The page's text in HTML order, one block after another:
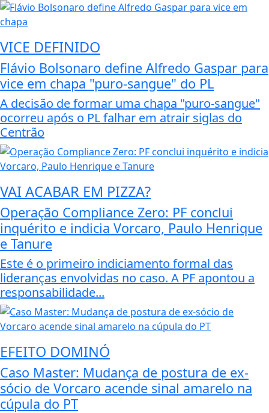
VICE DEFINIDO
Flávio Bolsonaro define Alfredo Gaspar para
vice em chapa "puro-sangue" do PL
A decisão de formar uma chapa "puro-sangue"
ocorreu após o PL falhar em atrair siglas do
Centrão
VAI ACABAR EM PIZZA?
Operação Compliance Zero: PF conclui
inquérito e indicia Vorcaro, Paulo Henrique
e Tanure
Este é o primeiro indiciamento formal das
lideranças envolvidas no caso. A PF apontou a
responsabilidade...
EFEITO DOMINÓ
Caso Master: Mudança de postura de ex-
sócio de Vorcaro acende sinal amarelo na
cúpula do PT